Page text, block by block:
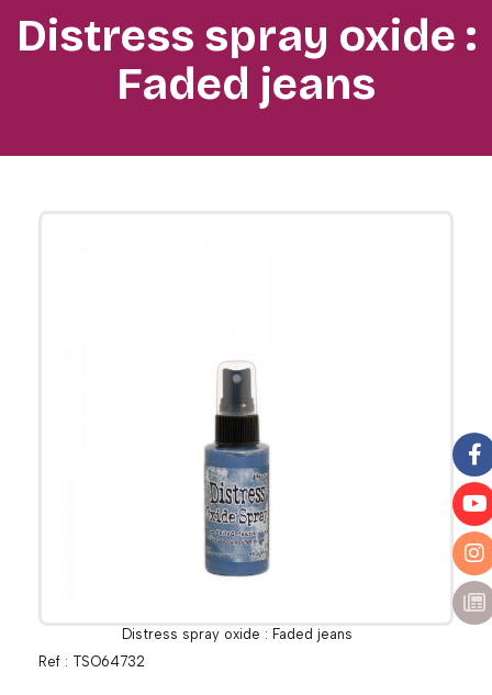
Distress spray oxide :
Faded jeans
Distress spray oxide : Faded jeans
Ref : TSO64732